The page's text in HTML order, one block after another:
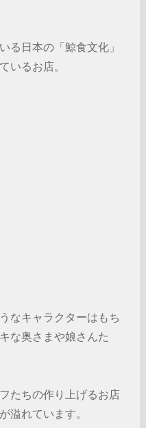
る日本の「鯨食文化」
いるお店。
なキャラクターはもち
な奥さまや娘さんた
たちの作り上げるお店
溢れています。